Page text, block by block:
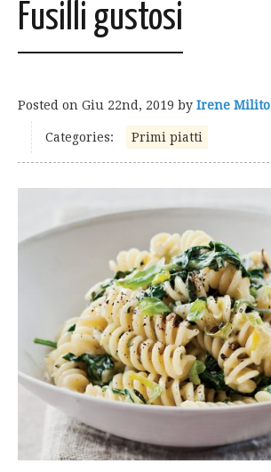
Fusilli gustosi
Posted on Giu 22nd, 2019 by Irene Milito
Categories: Primi piatti